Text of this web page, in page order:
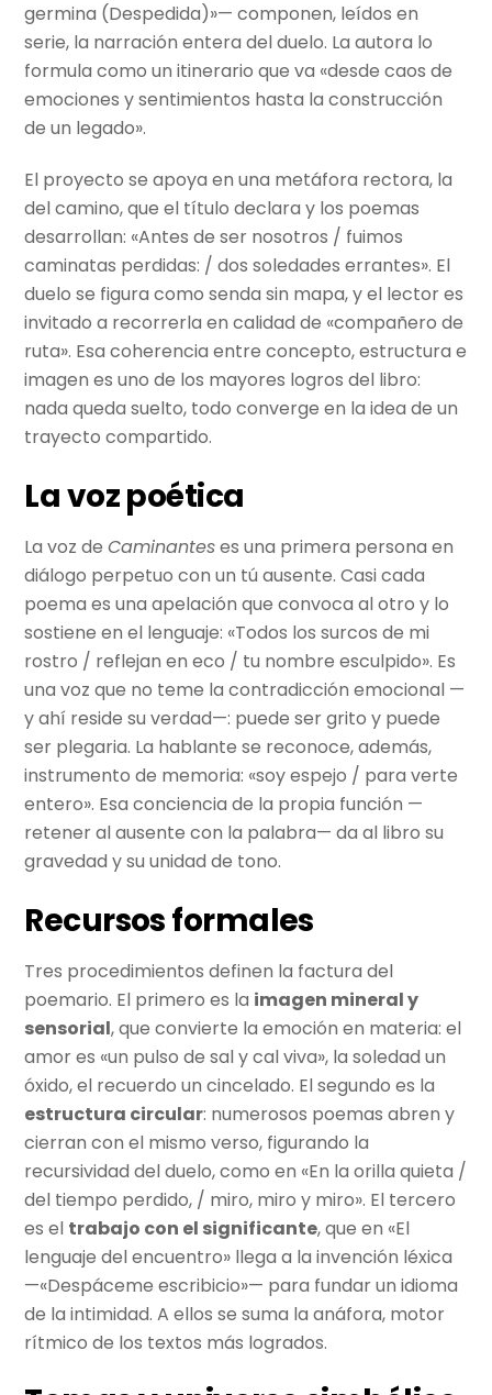
germina (Despedida)»— componen, leídos en
serie, la narración entera del duelo. La autora lo
formula como un itinerario que va «desde caos de
emociones y sentimientos hasta la construcción
de un legado».
El proyecto se apoya en una metáfora rectora, la
del camino, que el título declara y los poemas
desarrollan: «Antes de ser nosotros / fuimos
caminatas perdidas: / dos soledades errantes». El
duelo se figura como senda sin mapa, y el lector es
invitado a recorrerla en calidad de «compañero de
ruta». Esa coherencia entre concepto, estructura e
imagen es uno de los mayores logros del libro:
nada queda suelto, todo converge en la idea de un
trayecto compartido.
La voz poética
La voz deCaminanteses una primera persona en
diálogo perpetuo con un tú ausente. Casi cada
poema es una apelación que convoca al otro y lo
sostiene en el lenguaje: «Todos los surcos de mi
rostro / reflejan en eco / tu nombre esculpido». Es
una voz que no teme la contradicción emocional —
y ahí reside su verdad—: puede ser grito y puede
ser plegaria. La hablante se reconoce, además,
instrumento de memoria: «soy espejo / para verte
entero». Esa conciencia de la propia función —
retener al ausente con la palabra— da al libro su
gravedad y su unidad de tono.
Recursos formales
Tres procedimientos definen la factura del
poemario. El primero es la imagen mineral y
sensorial, que convierte la emoción en materia: el
amor es «un pulso de sal y cal viva», la soledad un
óxido, el recuerdo un cincelado. El segundo es la
estructura circular: numerosos poemas abren y
cierran con el mismo verso, figurando la
recursividad del duelo, como en «En la orilla quieta /
del tiempo perdido, / miro, miro y miro». El tercero
es el trabajo con el significante, que en «El
lenguaje del encuentro» llega a la invención léxica
—«Despáceme escribicio»— para fundar un idioma
de la intimidad. A ellos se suma la anáfora, motor
rítmico de los textos más logrados.